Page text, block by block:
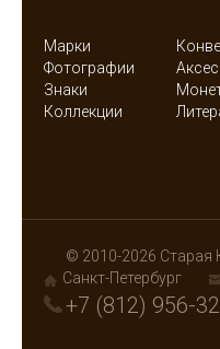
Марки
Фотографии
Знаки
Коллекции
© 2010-2026 Старая
Санкт-Петербург
+7 (812) 956-